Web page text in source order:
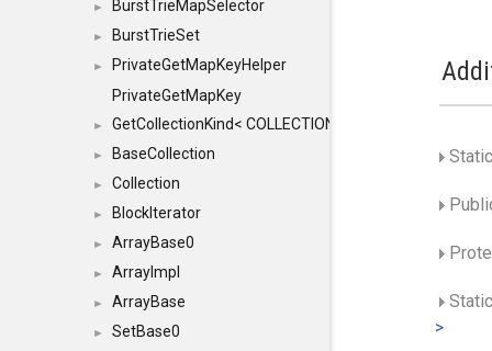
► BurstTrieMapSelector
► BurstTrieSet
►
PrivateGetMapKeyHelper
PrivateGetMapKey
► GetCollectionKind< COLLECTION, typename
► BaseCollection
► Collection
► BlockIterator
► ArrayBase0
► ArrayImpl
► ArrayBase
► SetBase0
>